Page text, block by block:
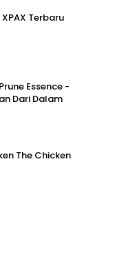
XPAX Terbaru
Essence -
Dari Dalam
The Chicken